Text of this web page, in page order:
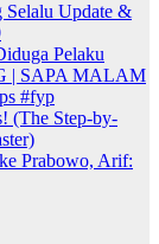
Selalu Update &
Pelaku
| SAPA MALAM
#fyp
(The Step-by-
Prabowo, Arif: